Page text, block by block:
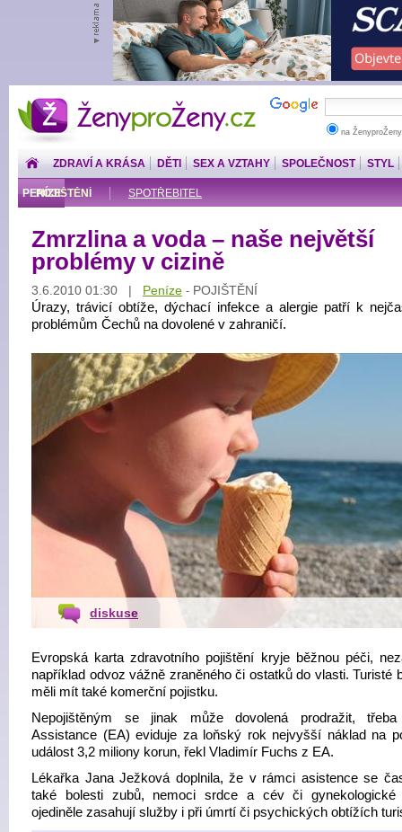
ŽenyproŽeny.cz
na
ZDRAVÍ A KRÁSA DĚTI SEX A VZTAHY SPOLEČNOST STYL
PENÍZE
POJIŠTĚNÍ SPOTŘEBITEL
Zmrzlina a voda – naše největší
problémy v cizině
3.6.2010 01:30 | Peníze - POJIŠTĚNÍ
Úrazy, trávicí obtíže, dýchací infekce a alergie patří k
problémům Čechů na dovolené v zahraničí.
diskuse
Evropská karta zdravotního pojištění kryje běžnou péči,
například odvoz vážně zraněného či ostatků do vlasti. Turisté
měli mít také komerční pojistku.
Nepojištěným se jinak může dovolená prodražit, třeba
Assistance (EA) eviduje za loňský rok nejvyšší náklad na
událost 3,2 miliony korun, řekl Vladimír Fuchs z EA.
Lékařka Jana Ježková doplnila, že v rámci asistence se
také bolesti zubů, nemoci srdce a cév či gynekologické
ojediněle zasahují služby i při úmrtí či psychických obtížích